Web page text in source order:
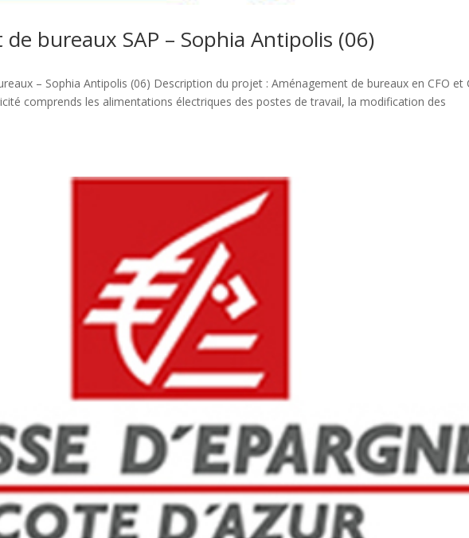
bureaux SAP – Sophia Antipolis (06)
– Sophia Antipolis (06) Description du projet : Aménagement de bureaux en CFO et
comprends les alimentations électriques des postes de travail, la modification des